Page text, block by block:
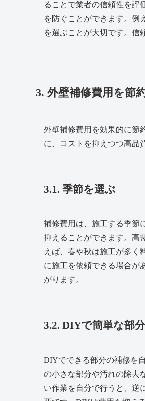
ることで業者の信頼性を評
を防ぐことができます。例
を選ぶことが大切です。信
3. 外壁補修費用を節
外壁補修費用を効果的に節
に、コストを抑えつつ高品
3.1. 季節を選ぶ
補修費用は、施工する季節
抑えることができます。高
えば、春や秋は施工が多く
に施工を依頼できる場合が
がります。
3.2. DIYで簡単な部
DIYでできる部分の補修を
の小さな部分や汚れの除去
い作業を自分で行うと、逆